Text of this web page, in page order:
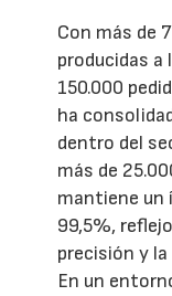
Con más de
producidas a
150.000
ha
dentro del
más de
mantiene un
99,5%,
precisión y
En un